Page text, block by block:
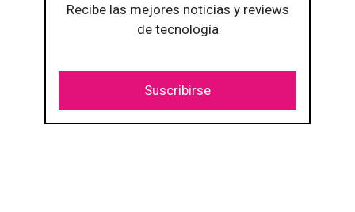
Recibe las mejores noticias y reviews
de tecnología
Suscribirse